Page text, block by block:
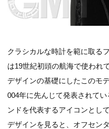
クラシカルな時計を範に取る
は19世紀初頭の航海で使われ
デザインの基礎にしたこのモ
004年に先んじて発表されて
ンドを代表するアイコンとして
デザインを見ると、オフセン